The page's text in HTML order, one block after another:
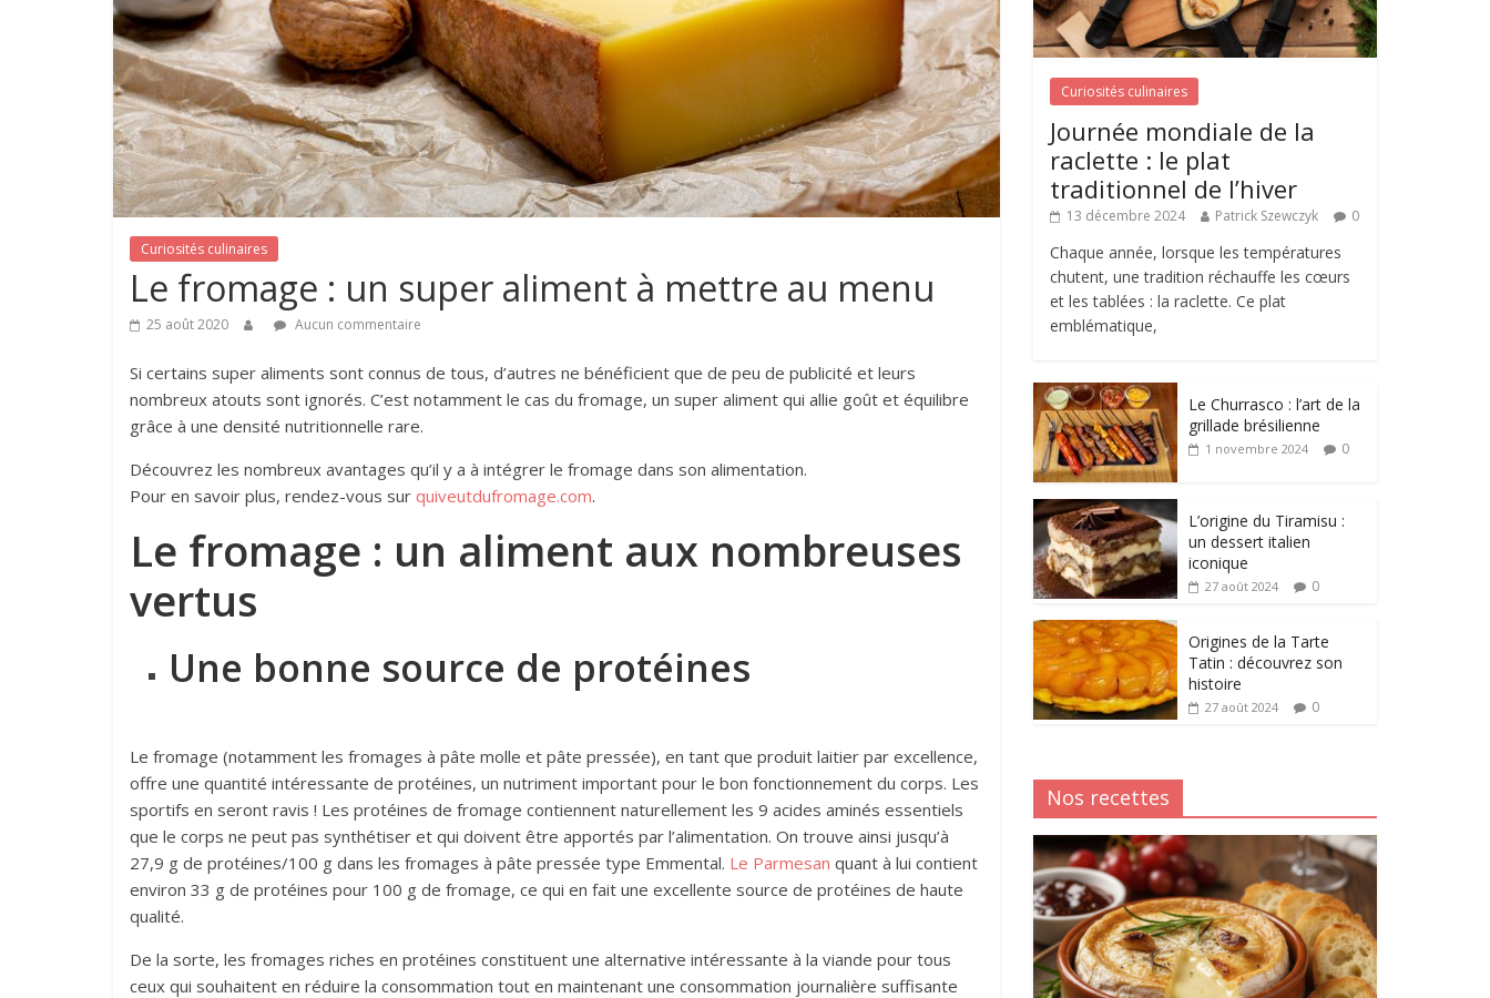
Curiosités culinaires
Le fromage : un super aliment à mettre au menu
25 août 2020 Aucun commentaire
Si certains super aliments sont connus de tous, d’autres ne bénéficient que de peu de publicité et leurs
nombreux atouts sont ignorés. C’est notamment le cas du fromage, un super aliment qui allie goût et équilibre
grâce à une densité nutritionnelle rare.
Découvrez les nombreux avantages qu’il y a à intégrer le fromage dans son alimentation.
Pour en savoir plus, rendez-vous sur quiveutdufromage.com.
Le fromage : un aliment aux nombreuses
vertus
Une bonne source de protéines
Le fromage (notamment les fromages à pâte molle et pâte pressée), en tant que produit laitier par excellence,
offre une quantité intéressante de protéines, un nutriment important pour le bon fonctionnement du corps. Les
sportifs en seront ravis ! Les protéines de fromage contiennent naturellement les 9 acides aminés essentiels
que le corps ne peut pas synthétiser et qui doivent être apportés par l’alimentation. On trouve ainsi jusqu’à
27,9 g de protéines/100 g dans les fromages à pâte pressée type Emmental. Le Parmesan quant à lui contient
environ 33 g de protéines pour 100 g de fromage, ce qui en fait une excellente source de protéines de haute
qualité.
De la sorte, les fromages riches en protéines constituent une alternative intéressante à la viande pour tous
ceux qui souhaitent en réduire la consommation tout en maintenant une consommation journalière suffisante
Curiosités culinaires
Journée mondiale de la
raclette : le plat
traditionnel de l’hiver
13 décembre 2024 Patrick Szewczyk 0
Chaque année, lorsque les températures
chutent, une tradition réchauffe les cœurs
et les tablées : la raclette. Ce plat
emblématique,
Le Churrasco : l’art de la
grillade brésilienne
1 novembre 2024 0
L’origine du Tiramisu :
un dessert italien
iconique
27 août 2024 0
Origines de la Tarte
Tatin : découvrez son
histoire
27 août 2024 0
Nos recettes